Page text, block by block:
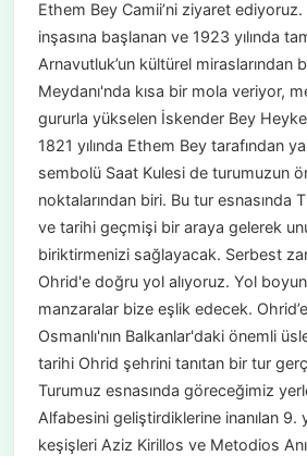
Ethem Bey Camii’ni ziyaret ediyoruz.
inşasına başlanan ve 1923 yılında
Arnavutluk’un kültürel miraslarından
Meydanı'nda kısa bir mola veriyor,
gururla yükselen İskender Bey
1821 yılında Ethem Bey tarafından
sembolü Saat Kulesi de turumuzun
noktalarından biri. Bu tur esnasında
ve tarihi geçmişi bir araya gelerek
biriktirmenizi sağlayacak. Serbest
Ohrid'e doğru yol alıyoruz. Yol
manzaralar bize eşlik edecek. Ohrid’e
Osmanlı'nın Balkanlar'daki önemli
tarihi Ohrid şehrini tanıtan bir tur
Turumuz esnasında göreceğimiz
Alfabesini geliştirdiklerine inanılan 9.
keşişleri Aziz Kirillos ve Metodios